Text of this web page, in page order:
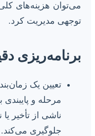
می‌توان هزینه‌های کلی
توجهی مدیریت کرد.
برنامه‌ریزی
تعیین یک
مرحله و
ناشی از تأخیر یا
جلوگیری می‌کند.